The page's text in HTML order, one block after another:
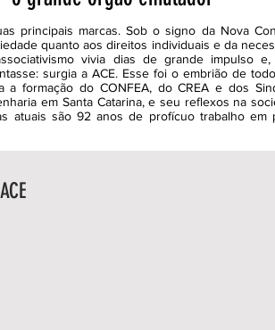
principais marcas. Sob o signo da Nova
quanto aos direitos individuais e da
vivia dias de grande impulso
surgia a ACE. Esse foi o embrião de
a formação do CONFEA, do CREA e dos
em Santa Catarina, e seu reflexos na
atuais são 92 anos de profícuo trabalho em